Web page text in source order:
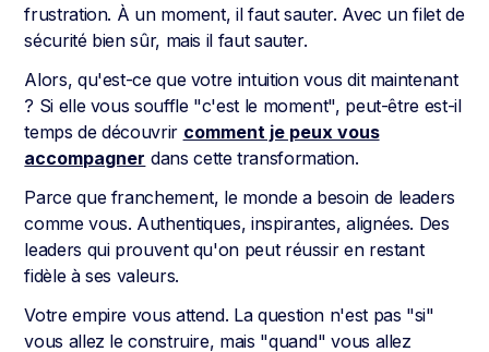
frustration. À un moment, il faut sauter. Avec un filet de
sécurité bien sûr, mais il faut sauter.
Alors, qu'est-ce que votre intuition vous dit maintenant
? Si elle vous souffle "c'est le moment", peut-être est-il
temps de découvrir comment je peux vous
accompagner dans cette transformation.
Parce que franchement, le monde a besoin de leaders
comme vous. Authentiques, inspirantes, alignées. Des
leaders qui prouvent qu'on peut réussir en restant
fidèle à ses valeurs.
Votre empire vous attend. La question n'est pas "si"
vous allez le construire, mais "quand" vous allez